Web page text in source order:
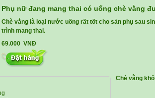
Phụ nữ đang mang thai có uống chè vằng
Chè vằng là loại nước uống rất tốt cho sản phụ sau
trình mang thai.
69.000 VNĐ
Chè vằng